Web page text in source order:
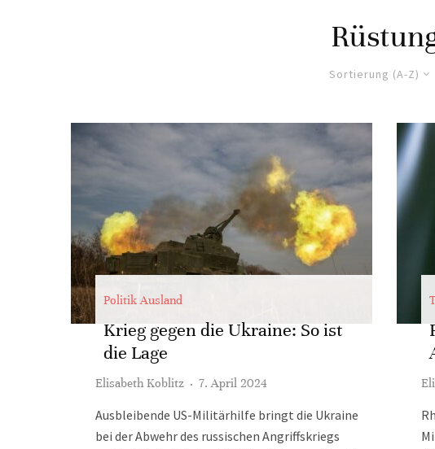
Sortierung (A-Z)
Politik Ausland
Krieg gegen die Ukraine: So ist
die Lage
Elisabeth Koblitz · 7. April 2024
Ausbleibende US-Militärhilfe bringt die Ukraine
bei der Abwehr des russischen Angriffskriegs